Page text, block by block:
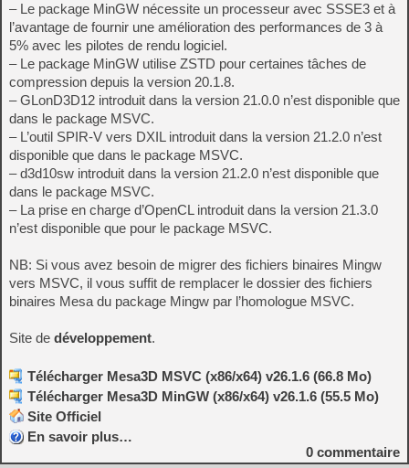
– Le package MinGW nécessite un processeur avec SSSE3 et à
l’avantage de fournir une amélioration des performances de 3 à
5% avec les pilotes de rendu logiciel.
– Le package MinGW utilise ZSTD pour certaines tâches de
compression depuis la version 20.1.8.
– GLonD3D12 introduit dans la version 21.0.0 n’est disponible que
dans le package MSVC.
– L’outil SPIR-V vers DXIL introduit dans la version 21.2.0 n’est
disponible que dans le package MSVC.
– d3d10sw introduit dans la version 21.2.0 n’est disponible que
dans le package MSVC.
– La prise en charge d’OpenCL introduit dans la version 21.3.0
n’est disponible que pour le package MSVC.
NB: Si vous avez besoin de migrer des fichiers binaires Mingw
vers MSVC, il vous suffit de remplacer le dossier des fichiers
binaires Mesa du package Mingw par l’homologue MSVC.
Site de développement.
Télécharger Mesa3D MSVC (x86/x64) v26.1.6 (66.8 Mo)
Télécharger Mesa3D MinGW (x86/x64) v26.1.6 (55.5 Mo)
Site Officiel
En savoir plus…
0 commentaire